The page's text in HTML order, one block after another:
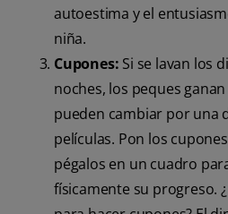
autoestima y el
niña.
Cupones: Si se lavan los
noches, los peques
pueden cambiar por una
películas. Pon los
pégalos en un cuadro
físicamente su progreso.